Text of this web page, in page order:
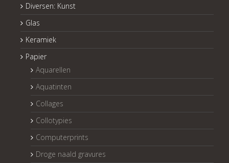
Diversen: Kunst
Glas
Keramiek
Papier
Aquarellen
Aquatinten
Collages
Collotypies
Computerprints
Droge naald gravures